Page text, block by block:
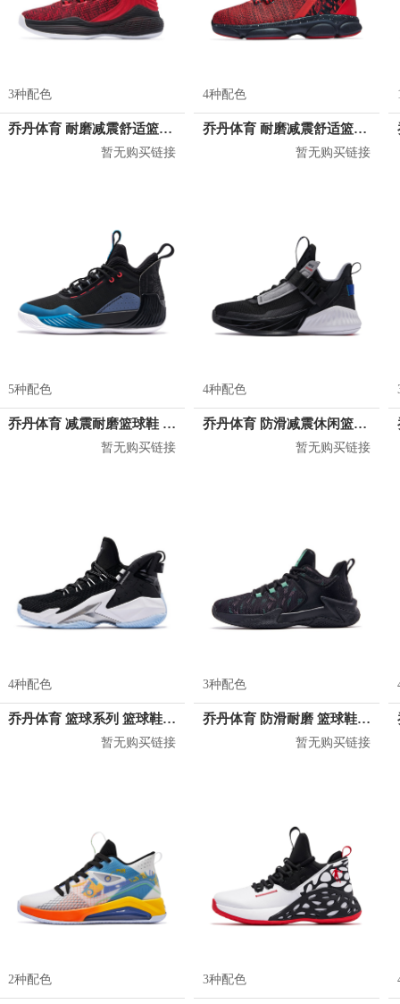
3种配色
乔丹体育 耐磨减震舒适篮球鞋 XM3580105
暂无购买链接
4种配色
乔丹体育 耐磨减震舒适篮球鞋 XM4580112
暂无购买链接
5种配色
乔丹体育 减震耐磨篮球鞋 XM35200106
暂无购买链接
4种配色
乔丹体育 防滑减震休闲篮球鞋 XM25202002
暂无购买链接
4种配色
乔丹体育 篮球系列 篮球鞋 XM15200103
暂无购买链接
3种配色
乔丹体育 防滑耐磨 篮球鞋 AM13210104
暂无购买链接
2种配色 3种配色